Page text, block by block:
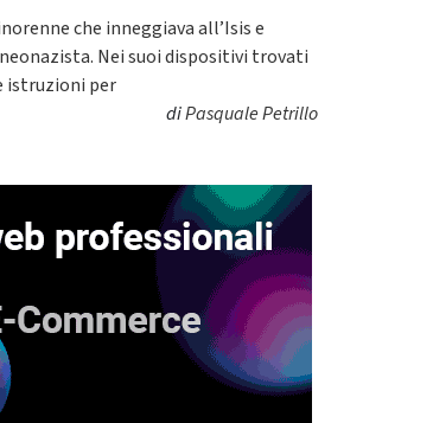
che inneggiava all’Isis e
Nei suoi dispositivi trovati
istruzioni per
diPasquale Petrillo